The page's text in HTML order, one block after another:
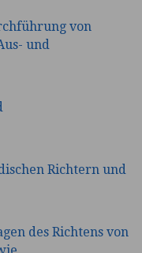
von
und
Richtern und
des Richtens von